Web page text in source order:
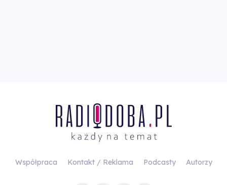
Współpraca Kontakt / Reklama Podcasty Autorzy